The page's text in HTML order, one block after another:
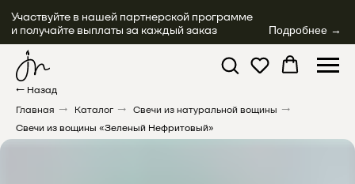
Участвуйте в нашей партнерской программе
и получайте выплаты за каждый заказ Подробнее →
← Назад
Главная → Каталог → Свечи из натуральной вощины →
Свечи из вощины «Зеленый Нефритовый»